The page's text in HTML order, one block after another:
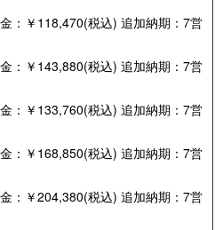
：￥118,470(税込) 追加納期：7営
：￥143,880(税込) 追加納期：7営
：￥133,760(税込) 追加納期：7営
：￥168,850(税込) 追加納期：7営
：￥204,380(税込) 追加納期：7営